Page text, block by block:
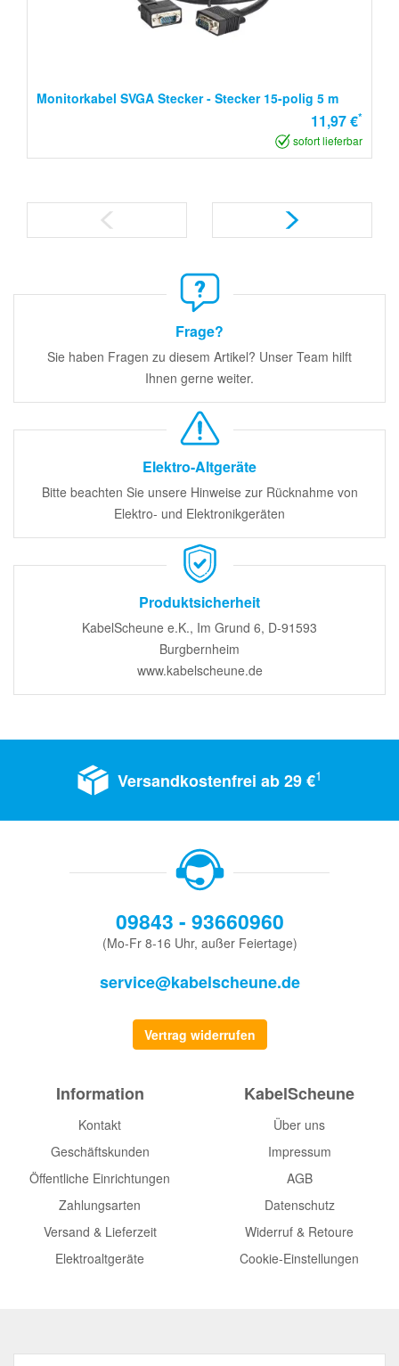
Monitorkabel SVGA Stecker - Stecker 15-polig 5 m
11,97 €*
sofort lieferbar
Frage?
Sie haben Fragen zu diesem Artikel? Unser Team hilft
Ihnen gerne weiter.
Elektro-Altgeräte
Bitte beachten Sie unsere Hinweise zur Rücknahme von
Elektro- und Elektronikgeräten
Produktsicherheit
KabelScheune e.K., Im Grund 6, D-91593
Burgbernheim
www.kabelscheune.de
Versandkostenfrei ab 29 €1
09843 - 93660960
(Mo-Fr 8-16 Uhr, außer Feiertage)
service@kabelscheune.de
Vertrag widerrufen
Information
Kontakt
Geschäftskunden
Öffentliche Einrichtungen
Zahlungsarten
Versand & Lieferzeit
Elektroaltgeräte
KabelScheune
Über uns
Impressum
AGB
Datenschutz
Widerruf & Retoure
Cookie-Einstellungen